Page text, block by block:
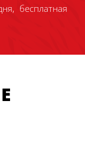
бесплатная